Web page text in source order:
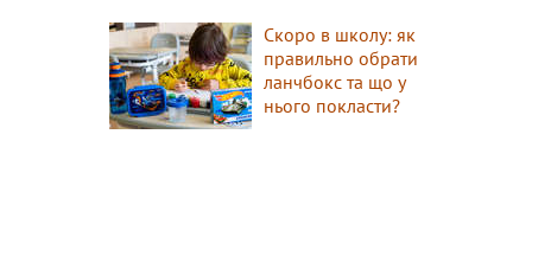
Скоро в школу: як
правильно обрати
ланчбокс та що у
нього покласти?